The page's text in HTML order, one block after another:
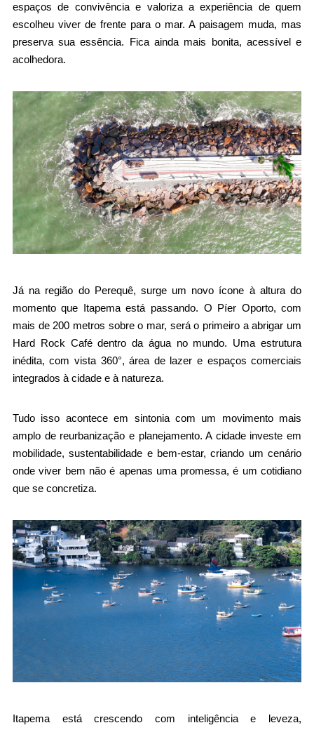
espaços de convivência e valoriza a experiência de quem
escolheu viver de frente para o mar. A paisagem muda, mas
preserva sua essência. Fica ainda mais bonita, acessível e
acolhedora.
Já na região do Perequê, surge um novo ícone à altura do
momento que Itapema está passando. O Píer Oporto, com
mais de 200 metros sobre o mar, será o primeiro a abrigar um
Hard Rock Café dentro da água no mundo. Uma estrutura
inédita, com vista 360°, área de lazer e espaços comerciais
integrados à cidade e à natureza.
Tudo isso acontece em sintonia com um movimento mais
amplo de reurbanização e planejamento. A cidade investe em
mobilidade, sustentabilidade e bem-estar, criando um cenário
onde viver bem não é apenas uma promessa, é um cotidiano
que se concretiza.
Itapema está crescendo com inteligência e leveza,